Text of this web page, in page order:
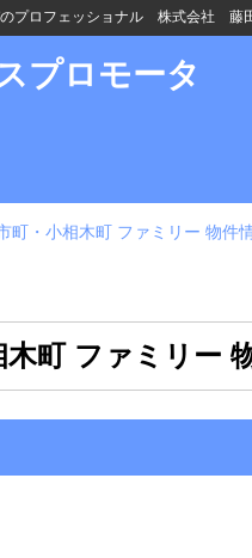
プロフェッショナル 株式会社 藤
プロモータ
町・小相木町 ファミリー 物件
町 ファミリー